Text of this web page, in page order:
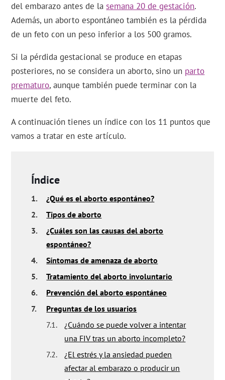
del embarazo antes de lasemana 20 de gestación.
Además, un aborto espontáneo también es la pérdida
de un feto con un peso inferior a los 500 gramos.
Si la pérdida gestacional se produce en etapas
posteriores, no se considera un aborto, sino un parto
prematuro, aunque también puede terminar con la
muerte del feto.
A continuación tienes un índice con los 11 puntos que
vamos a tratar en este artículo.
Índice
1.
¿Qué es el aborto espontáneo?
2.
Tipos de aborto
3.
¿Cuáles son las causas del aborto
espontáneo?
4.
Síntomas de amenaza de aborto
5.
Tratamiento del aborto involuntario
6.
Prevención del aborto espontáneo
7.
Preguntas de los usuarios
7.1.
¿Cuándo se puede volver a intentar
una FIV tras un aborto incompleto?
7.2.
¿El estrés y la ansiedad pueden
afectar al embarazo o producir un